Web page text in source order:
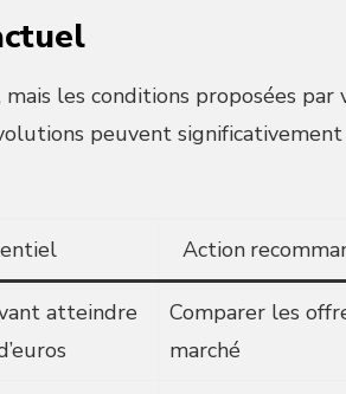
les conditions proposées par
peuvent significativement
Action
atteindre
Comparer les
marché